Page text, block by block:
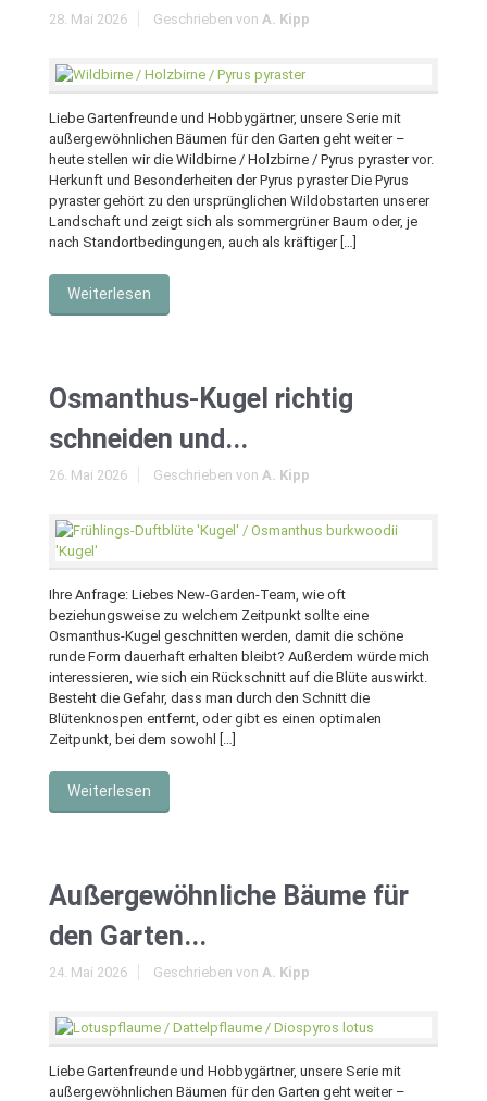
28. Mai 2026 Geschrieben von A. Kipp
Liebe Gartenfreunde und Hobbygärtner, unsere Serie mit
außergewöhnlichen Bäumen für den Garten geht weiter –
heute stellen wir die Wildbirne / Holzbirne / Pyrus pyraster vor.
Herkunft und Besonderheiten der Pyrus pyraster Die Pyrus
pyraster gehört zu den ursprünglichen Wildobstarten unserer
Landschaft und zeigt sich als sommergrüner Baum oder, je
nach Standortbedingungen, auch als kräftiger […]
Weiterlesen
Osmanthus-Kugel richtig
schneiden und...
26. Mai 2026 Geschrieben von A. Kipp
Ihre Anfrage: Liebes New-Garden-Team, wie oft
beziehungsweise zu welchem Zeitpunkt sollte eine
Osmanthus-Kugel geschnitten werden, damit die schöne
runde Form dauerhaft erhalten bleibt? Außerdem würde mich
interessieren, wie sich ein Rückschnitt auf die Blüte auswirkt.
Besteht die Gefahr, dass man durch den Schnitt die
Blütenknospen entfernt, oder gibt es einen optimalen
Zeitpunkt, bei dem sowohl […]
Weiterlesen
Außergewöhnliche Bäume für
den Garten...
24. Mai 2026 Geschrieben von A. Kipp
Liebe Gartenfreunde und Hobbygärtner, unsere Serie mit
außergewöhnlichen Bäumen für den Garten geht weiter –